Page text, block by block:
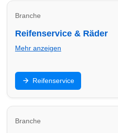
Branche
Reifenservice & Räder
Mehr anzeigen
Reifenwechsel, Einlagerung,
Finde Reifendienste in
& Termine.
Reifenservice
Branche